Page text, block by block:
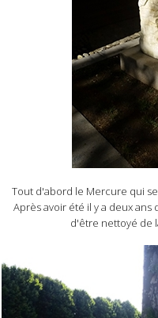
Tout d'abord le Mercure qui
Après avoir été il y a deux
d'être nettoyé de